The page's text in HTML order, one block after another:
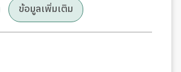
ข้อมูลเพิ่มเติม